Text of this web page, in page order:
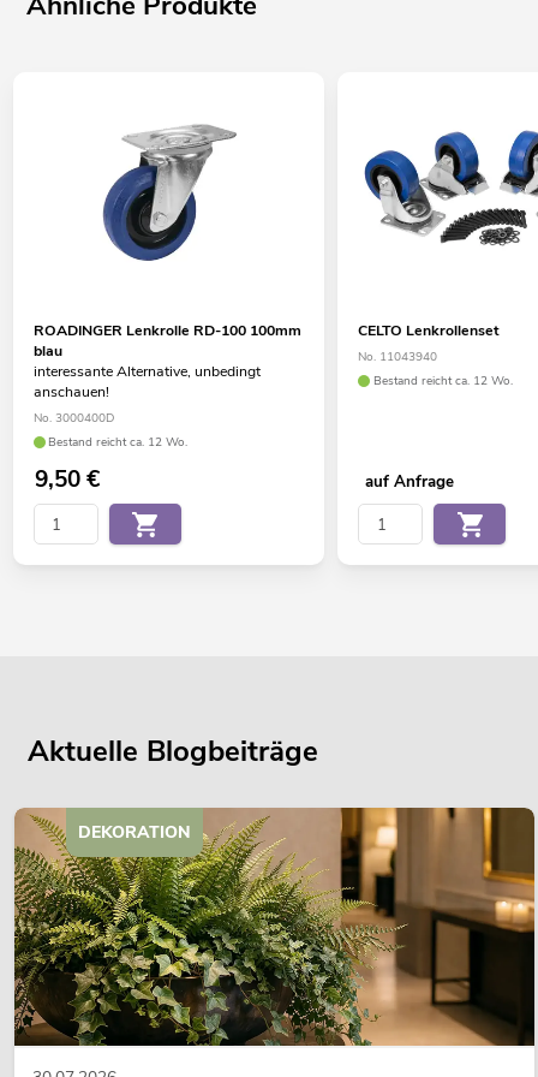
ROADINGER Lenkrolle RD-100 100mm
blau
interessante Alternative, unbedingt
anschauen!
No. 3000400D
Bestand reicht ca. 12 Wo.
9,50€
CELTO Lenkrollenset
No. 11043940
Bestand reicht ca. 12 Wo.
auf Anfrage
Aktuelle Blogbeiträge
DEKORATION